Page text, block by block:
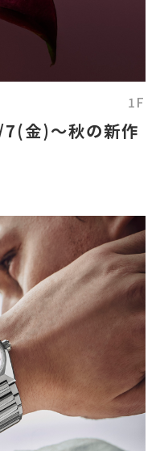
1F
7(金)～秋の新作